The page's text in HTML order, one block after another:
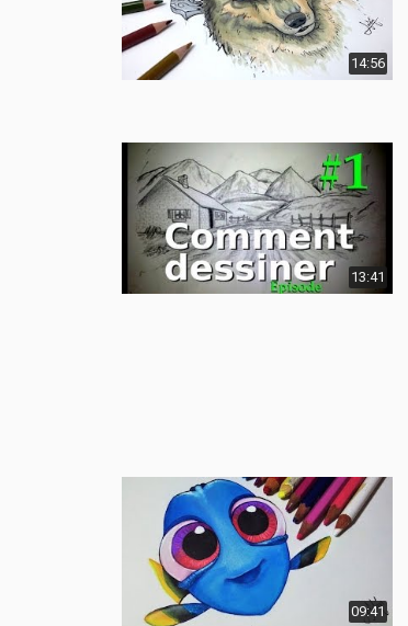
14:56
13:41
09:41